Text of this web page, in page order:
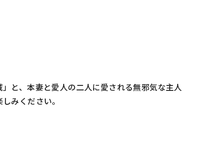
と、本妻と愛人の二人に愛される無邪気な主人
みください。